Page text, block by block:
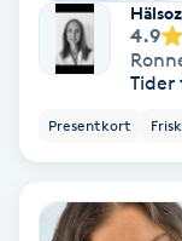
Föning
Gelenaglar
4.9
Tider
Presentkort